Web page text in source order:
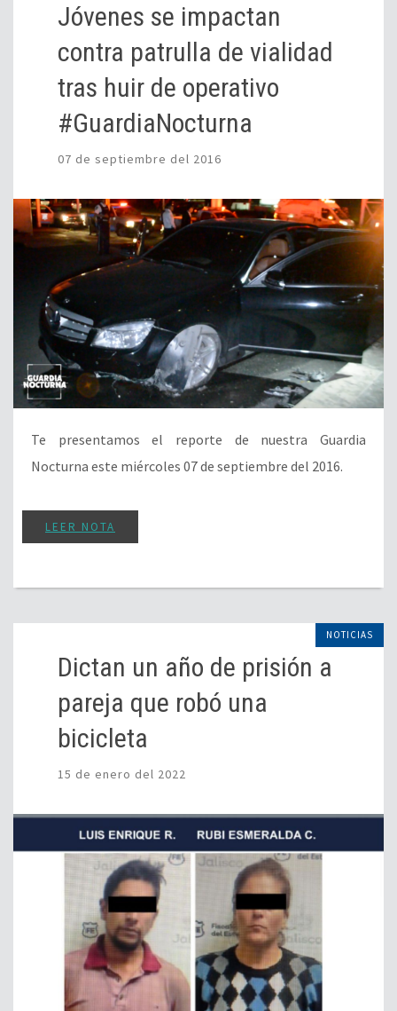
Jóvenes se impactan
contra patrulla de vialidad
tras huir de operativo
#GuardiaNocturna
07 de septiembre del 2016
Te presentamos el reporte de nuestra Guardia
Nocturna este miércoles 07 de septiembre del 2016.
LEER NOTA
NOTICIAS
Dictan un año de prisión a
pareja que robó una
bicicleta
15 de enero del 2022